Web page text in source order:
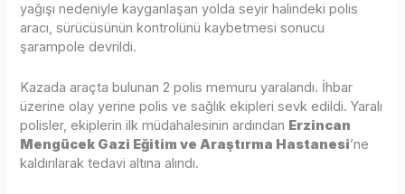
yağışı nedeniyle kayganlaşan yolda seyir halindeki polis
aracı, sürücüsünün kontrolünü kaybetmesi sonucu
şarampole devrildi.
Kazada araçta bulunan 2 polis memuru yaralandı. İhbar
üzerine olay yerine polis ve sağlık ekipleri sevk edildi. Yaralı
polisler, ekiplerin ilk müdahalesinin ardından Erzincan
Mengücek Gazi Eğitim ve Araştırma Hastanesi’ne
kaldırılarak tedavi altına alındı.